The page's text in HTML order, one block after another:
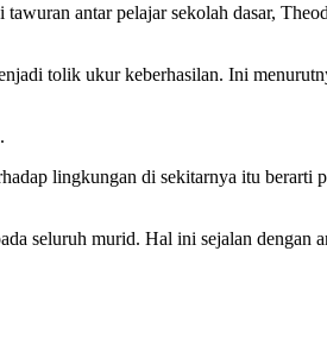
antar pelajar sekolah dasar,
tolik ukur keberhasilan. Ini
lingkungan di sekitarnya itu berarti
seluruh murid. Hal ini sejalan dengan